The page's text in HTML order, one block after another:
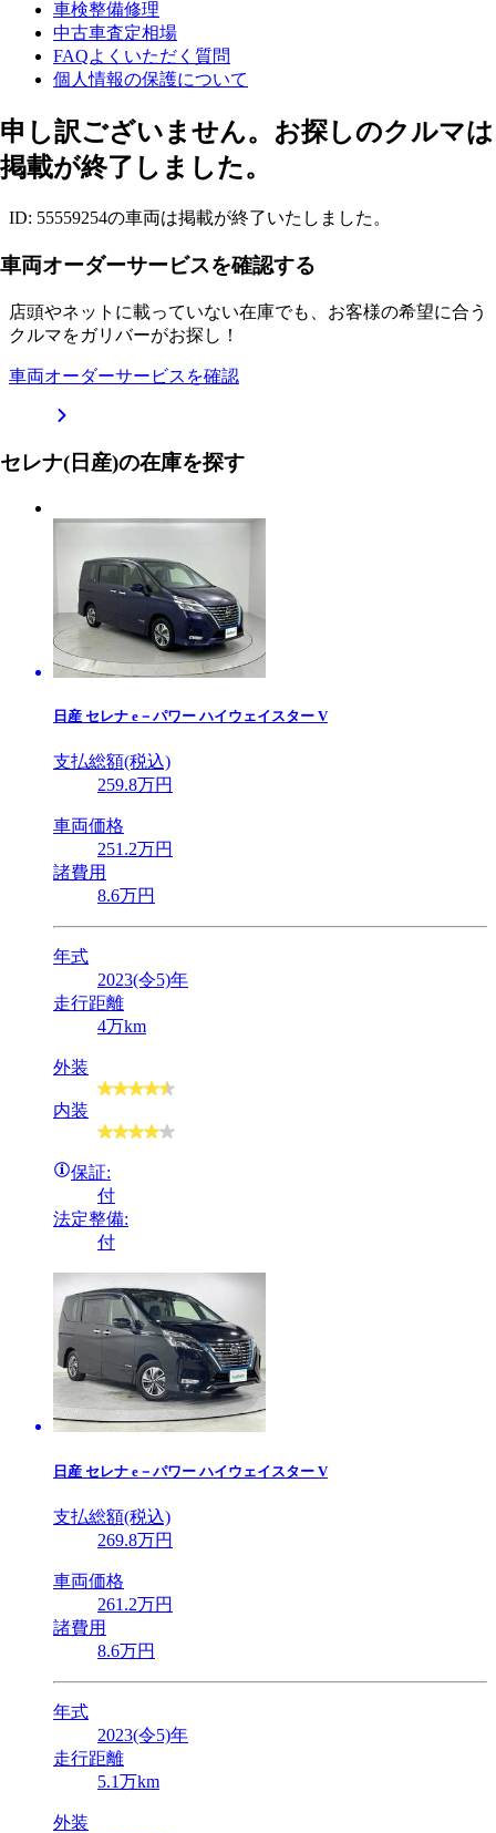
車検整備修理
中古車査定相場
FAQよくいただく質問
個人情報の保護について
申し訳ございません。お探しのクルマは
掲載が終了しました。
ID: 55559254の車両は掲載が終了いたしました。
車両オーダーサービスを確認する
店頭やネットに載っていない在庫でも、お客様の希望に合う
クルマをガリバーがお探し！
車両オーダーサービスを確認
セレナ(日産)の在庫を探す
日産 セレナ e－パワー ハイウェイスター V
支払総額(税込)
259.8万円
車両価格
251.2万円
諸費用
8.6万円
年式
2023(令5)年
走行距離
4万km
外装
内装
保証:
付
法定整備:
付
日産 セレナ e－パワー ハイウェイスター V
支払総額(税込)
269.8万円
車両価格
261 .2万円
諸費用
8.6万円
年式
2023(令5)年
走行距離
5.1万km
外装